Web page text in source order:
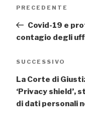
Articolo
PRECEDENTE
Covid-19 e
contagio degli
Articolo
SUCCESSIVO
La Corte di
‘Privacy shield’,
di dati personali